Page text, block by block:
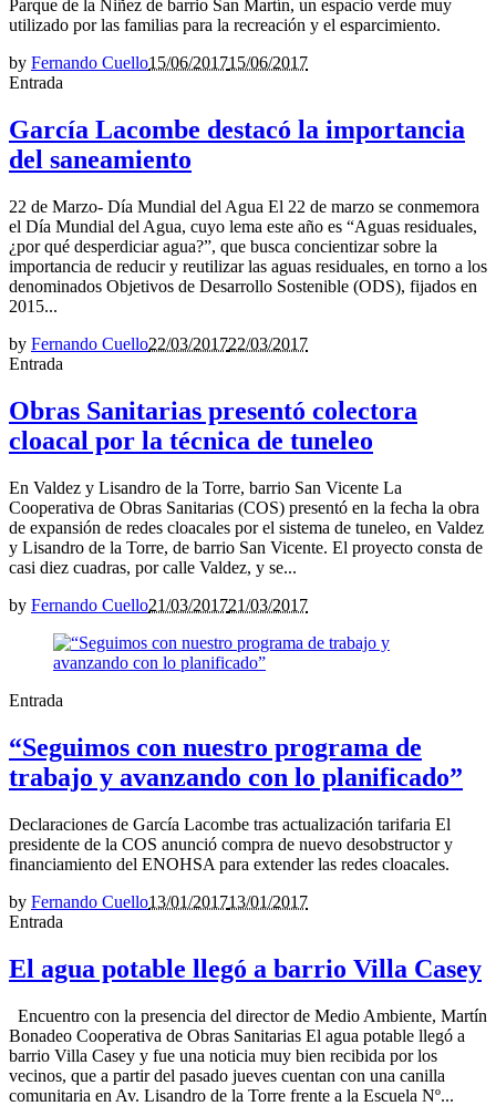
Parque de la Niñez de barrio San Martín, un espacio verde muy
utilizado por las familias para la recreación y el esparcimiento.
by Fernando Cuello15/06/201715/06/2017
Entrada
García Lacombe destacó la importancia
del saneamiento
22 de Marzo- Día Mundial del Agua El 22 de marzo se conmemora
el Día Mundial del Agua, cuyo lema este año es “Aguas residuales,
¿por qué desperdiciar agua?”, que busca concientizar sobre la
importancia de reducir y reutilizar las aguas residuales, en torno a los
denominados Objetivos de Desarrollo Sostenible (ODS), fijados en
2015...
by Fernando Cuello22/03/201722/03/2017
Entrada
Obras Sanitarias presentó colectora
cloacal por la técnica de tuneleo
En Valdez y Lisandro de la Torre, barrio San Vicente La
Cooperativa de Obras Sanitarias (COS) presentó en la fecha la obra
de expansión de redes cloacales por el sistema de tuneleo, en Valdez
y Lisandro de la Torre, de barrio San Vicente. El proyecto consta de
casi diez cuadras, por calle Valdez, y se...
by Fernando Cuello21/03/201721/03/2017
Entrada
“Seguimos con nuestro programa de
trabajo y avanzando con lo planificado”
Declaraciones de García Lacombe tras actualización tarifaria El
presidente de la COS anunció compra de nuevo desobstructor y
financiamiento del ENOHSA para extender las redes cloacales.
by Fernando Cuello13/01/201713/01/2017
Entrada
El agua potable llegó a barrio Villa Casey
Encuentro con la presencia del director de Medio Ambiente, Martín
Bonadeo Cooperativa de Obras Sanitarias El agua potable llegó a
barrio Villa Casey y fue una noticia muy bien recibida por los
vecinos, que a partir del pasado jueves cuentan con una canilla
comunitaria en Av. Lisandro de la Torre frente a la Escuela Nº...